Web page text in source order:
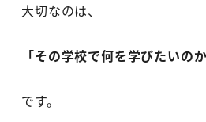
大切なのは、
「その学校で何を学びたいのか
です。